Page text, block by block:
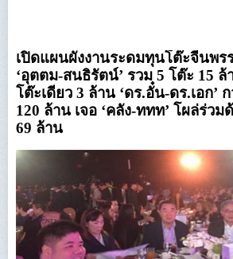
เปิดแผนผังงานระดมทุนโต๊ะจีนพร
‘อุตตม-สนธิรัตน์’ รวม 5 โต๊ะ 15 ล้
โต๊ะเดียว 3 ล้าน ‘ดร.อั๋น-ดร.เอก’
120 ล้าน เจอ ‘คลัง-ททท’ โผล่ร่วม
69 ล้าน